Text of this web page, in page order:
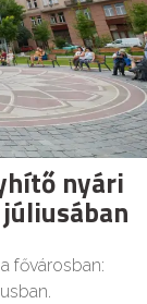
nyári
fővárosban: